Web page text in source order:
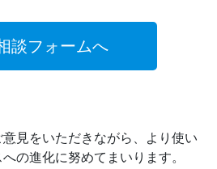
談フォームへ
見をいただきながら、より使い
の進化に努めてまいります。